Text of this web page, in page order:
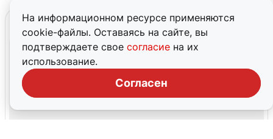
На информационном ресурсе применяются
cookie-файлы. Оставаясь на сайте, вы
подтверждаете свое согласие на их
использование.
Согласен